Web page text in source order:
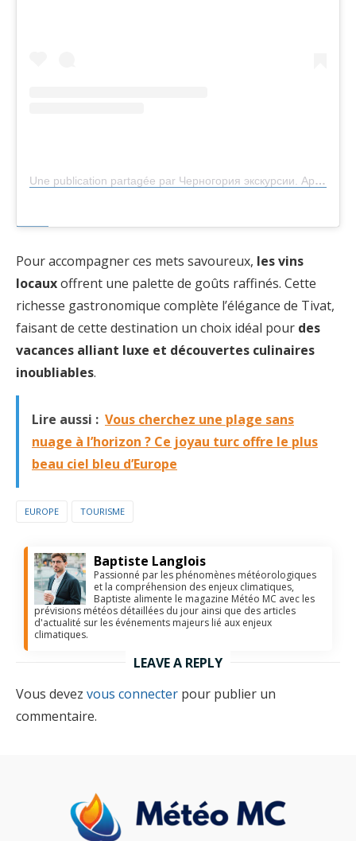
Une publication partagée par Черногория экскурсии. Аренда в Черногории (@july_montenegrina)
Pour accompagner ces mets savoureux, les vins
locauxoffrent une palette de goûts raffinés. Cette
richesse gastronomique complète l’élégance de Tivat,
faisant de cette destination un choix idéal pour des
vacances alliant luxe et découvertes culinaires
inoubliables.
Lire aussi : Vous cherchez une plage sans
nuage à l’horizon ? Ce joyau turc offre le plus
beau ciel bleu d’Europe
EUROPE TOURISME
Baptiste Langlois
Passionné par les phénomènes météorologiques
et la compréhension des enjeux climatiques,
Baptiste alimente le magazine Météo MC avec les
prévisions météos détaillées du jour ainsi que des articles
d'actualité sur les événements majeurs lié aux enjeux
climatiques.
LEAVE A REPLY
Vous devez vous connecter pour publier un
commentaire.